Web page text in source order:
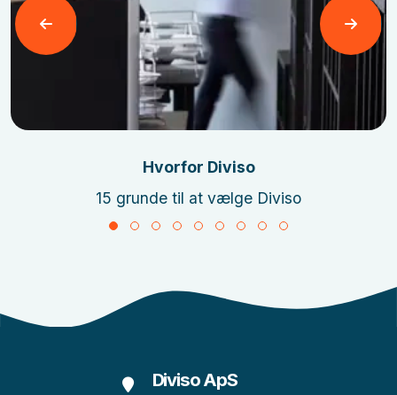
Læs mere
Hvorfor Diviso
15 grunde til at vælge Diviso
Diviso ApS